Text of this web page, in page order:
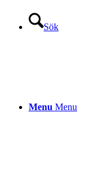
Sök
Menu Menu